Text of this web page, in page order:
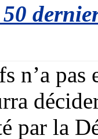
50
n’a
par la